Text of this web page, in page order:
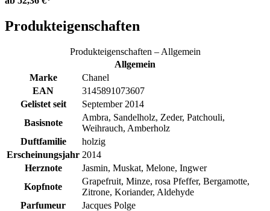
Produkteigenschaften
Produkteigenschaften – Allgemein
Allgemein
Marke
Chanel
EAN
3145891073607
Gelistet seit
September 2014
Basisnote
Ambra, Sandelholz, Zeder, Patchouli,
Weihrauch, Amberholz
Duftfamilie
holzig
Erscheinungsjahr 2014
Herznote
Jasmin, Muskat, Melone, Ingwer
Kopfnote
Grapefruit, Minze, rosa Pfeffer, Bergamotte,
Zitrone, Koriander, Aldehyde
Parfumeur
Jacques Polge